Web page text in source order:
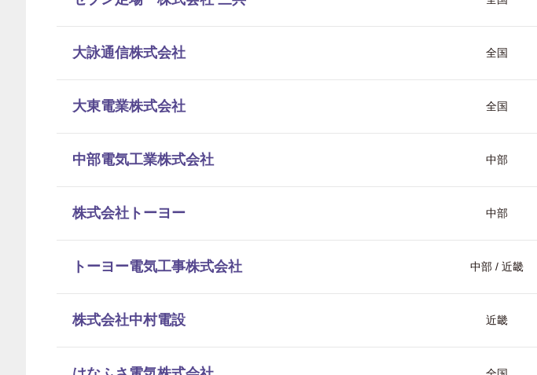
大詠通信株式会社 全国
大東電業株式会社 全国
中部電気工業株式会社 中部
株式会社トーヨー 中部
トーヨー電気工事株式会社 中部 / 近畿
株式会社中村電設 近畿